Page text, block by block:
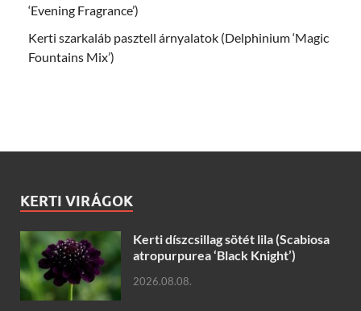
‘Evening Fragrance’)
Kerti szarkaláb pasztell árnyalatok (Delphinium ‘Magic
Fountains Mix’)
KERTI VIRÁGOK
Kerti díszcsillag sötét lila (Scabiosa
atropurpurea ‘Black Knight’)
2026.08.08.